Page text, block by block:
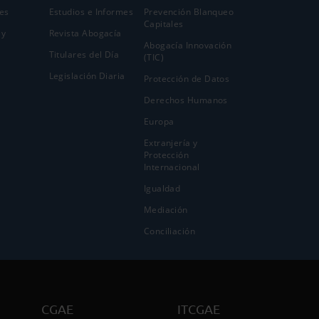
Estudios e Informes
Revista Abogacía
Titulares del Día
Legislación Diaria
Prevención Blanqueo
Capitales
Abogacía Innovación
(TIC)
Protección de Datos
Derechos Humanos
Europa
Extranjería y
Protección
Internacional
Igualdad
Mediación
Conciliación
CGAE ITCGAE